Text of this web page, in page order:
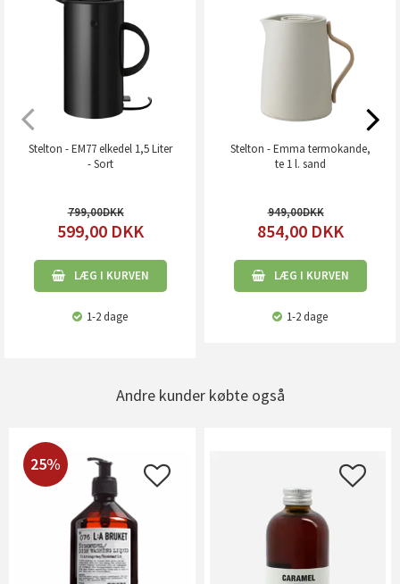
Stelton - EM77 elkedel 1,5 Liter
- Sort
799,00
599,00 DKK
LÆG I KURVEN
1-2 dage
Stelton - Emma termokande,
te 1 l. sand
949,00
854,00 DKK
LÆG I KURVEN
1-2 dage
Andre kunder købte også
25%